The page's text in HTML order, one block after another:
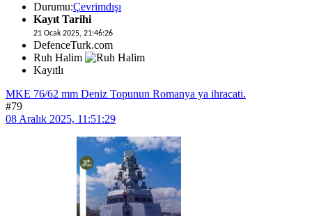
Durumu:Çevrimdışı
Kayıt Tarihi
21 Ocak 2025, 21:46:26
DefenceTurk.com
Ruh Halim
Kayıtlı
MKE 76/62 mm Deniz Topunun Romanya ya ihracati.
#79
08 Aralık 2025, 11:51:29